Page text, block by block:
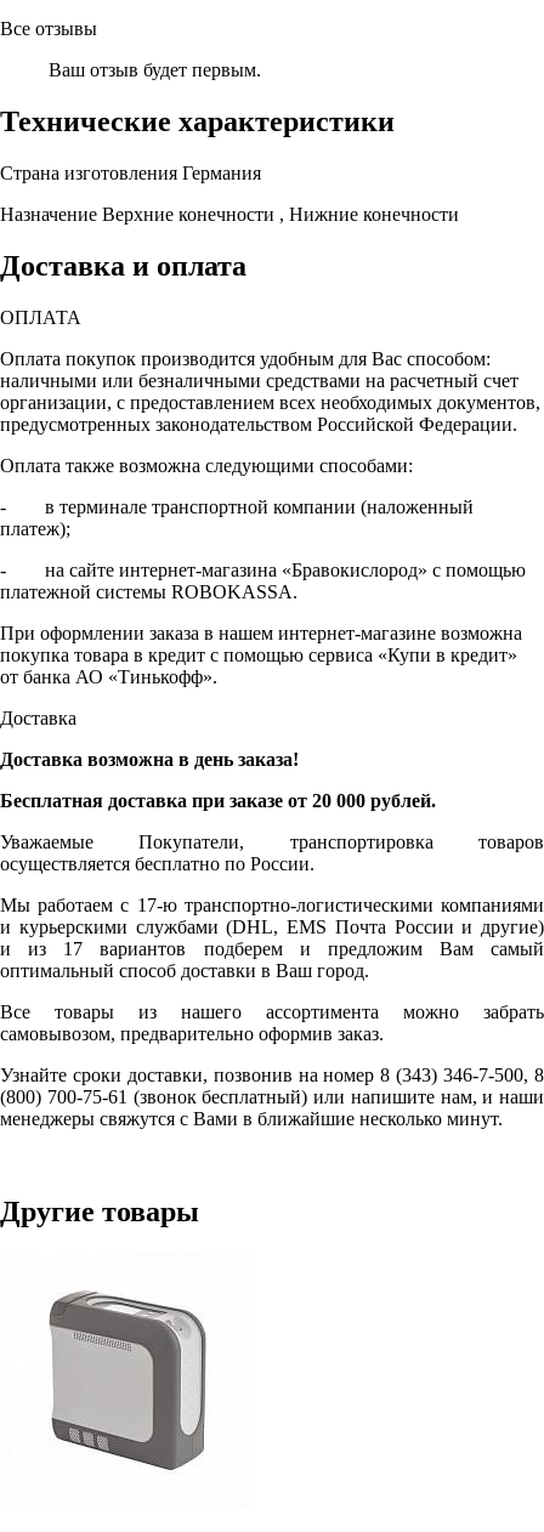
Все отзывы
Ваш отзыв будет первым.
Технические характеристики
Страна изготовления Германия
Назначение Верхние конечности , Нижние конечности
Доставка и оплата
ОПЛАТА
Оплата покупок производится удобным для Вас способом:
наличными или безналичными средствами на расчетный счет
организации, с предоставлением всех необходимых документов,
предусмотренных законодательством Российской Федерации.
Оплата также возможна следующими способами:
- в терминале транспортной компании (наложенный
платеж);
- на сайте интернет-магазина «Бравокислород» с помощью
платежной системы ROBOKASSA.
При оформлении заказа в нашем интернет-магазине возможна
покупка товара в кредит с помощью сервиса «Купи в кредит»
от банка АО «Тинькофф».
Доставка
Доставка возможна в день заказа!
Бесплатная доставка при заказе от 20 000 рублей.
Уважаемые Покупатели, транспортировка товаров
осуществляется бесплатно по России.
Мы работаем с 17-ю транспортно-логистическими компаниями
и курьерскими службами (DHL, EMS Почта России и другие)
и из 17 вариантов подберем и предложим Вам самый
оптимальный способ доставки в Ваш город.
Все товары из нашего ассортимента можно забрать
самовывозом, предварительно оформив заказ.
Узнайте сроки доставки, позвонив на номер 8 (343) 346-7-500, 8
(800) 700-75-61 (звонок бесплатный) или напишите нам, и наши
менеджеры свяжутся с Вами в ближайшие несколько минут.
Другие товары